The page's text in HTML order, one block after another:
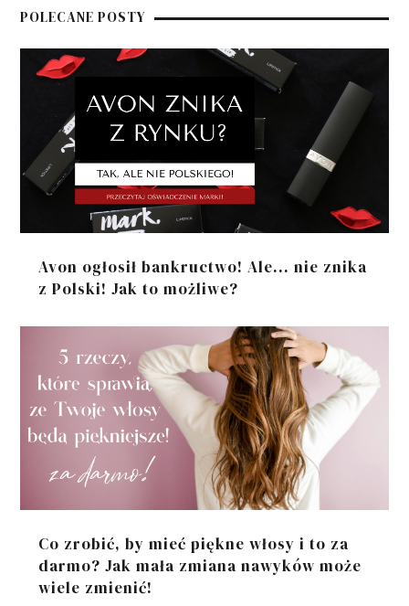
POLECANE POSTY
Avon ogłosił bankructwo! Ale... nie znika
z Polski! Jak to możliwe?
Co zrobić, by mieć piękne włosy i to za
darmo? Jak mała zmiana nawyków może
wiele zmienić!